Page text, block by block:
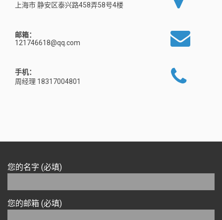
上海市 静安区泰兴路458弄58号4楼
邮箱：
121746618@qq.com
手机：
周经理 18317004801
您的名字 (必填)
您的邮箱 (必填)